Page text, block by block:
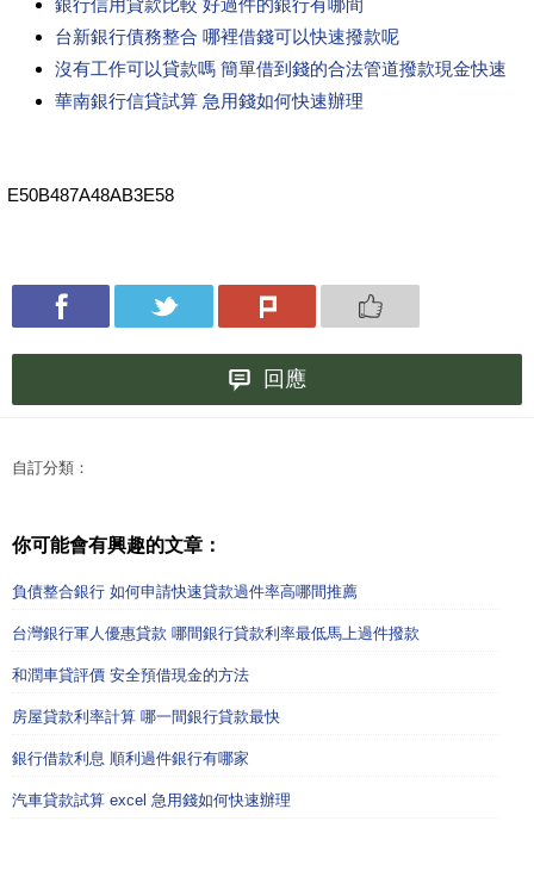
銀行信用貸款比較 好過件的銀行有哪間
台新銀行債務整合 哪裡借錢可以快速撥款呢
沒有工作可以貸款嗎 簡單借到錢的合法管道撥款現金快速
華南銀行信貸試算 急用錢如何快速辦理
E50B487A48AB3E58
回應
自訂分類：
你可能會有興趣的文章：
負債整合銀行 如何申請快速貸款過件率高哪間推薦
台灣銀行軍人優惠貸款 哪間銀行貸款利率最低馬上過件撥款
和潤車貸評價 安全預借現金的方法
房屋貸款利率計算 哪一間銀行貸款最快
銀行借款利息 順利過件銀行有哪家
汽車貸款試算 excel 急用錢如何快速辦理